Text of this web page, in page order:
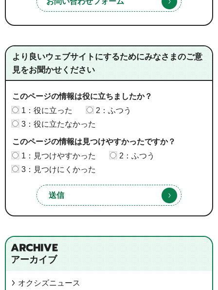
より良いウェブサイトにするためにみなさまのご意
見をお聞かせください
このページの情報は役に立ちましたか？
1：役に立った
2：ふつう
3：役に立たなかった
このページの情報は見つけやすかったですか？
1：見つけやすかった
2：ふつう
3：見つけにくかった
アーカイブ
オクシズニュース